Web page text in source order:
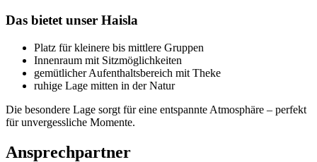
Das bietet unser Haisla
Platz für kleinere bis mittlere Gruppen
Innenraum mit Sitzmöglichkeiten
gemütlicher Aufenthaltsbereich mit Theke
ruhige Lage mitten in der Natur
Die besondere Lage sorgt für eine entspannte Atmosphäre – perfekt
für unvergessliche Momente.
Ansprechpartner